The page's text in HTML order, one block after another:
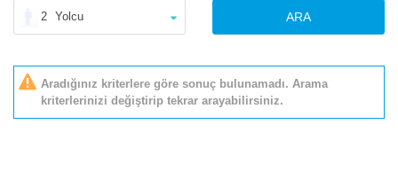
2 Yolcu ARA
Aradığınız kriterlere göre sonuç bulunamadı. Arama
kriterlerinizi değiştirip tekrar arayabilirsiniz.